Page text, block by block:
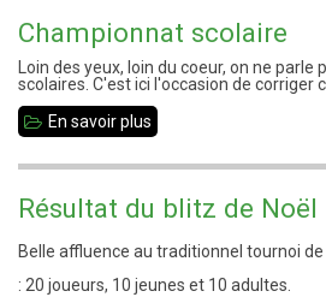
résultats
Championnat scolaire
Loin des yeux, loin du coeur, on ne parle
scolaires. C'est ici l'occasion de corriger
En savoir plus
Résultat du blitz de Noël
Belle affluence au traditionnel tournoi
: 20 joueurs, 10 jeunes et 10 adultes.